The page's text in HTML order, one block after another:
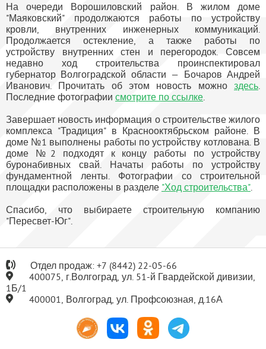
На очереди Ворошиловский район. В жилом доме
"Маяковский" продолжаются работы по устройству
кровли, внутренних инженерных коммуникаций.
Продолжается остекление, а также работы по
устройству внутренних стен и перегородок. Совсем
недавно ход строительства проинспектировал
губернатор Волгоградской области — Бочаров Андрей
Иванович. Прочитать об этом новость можно здесь.
Последние фотографии смотрите по ссылке.
Завершает новость информация о строительстве жилого
комплекса "Традиция" в Краснооктябрьском районе. В
доме №1 выполнены работы по устройству котлована. В
доме №2 подходят к концу работы по устройству
буронабивных свай. Начаты работы по устройству
фундаментной ленты. Фотографии со строительной
площадки расположены в разделе "Ход строительства".
Спасибо, что выбираете строительную компанию
"Пересвет-Юг".
Отдел продаж: +7 (8442) 22-05-66
400075, г.Волгоград, ул. 51-й Гвардейской дивизии,
1Б/1
400001, Волгоград, ул. Профсоюзная, д.16А